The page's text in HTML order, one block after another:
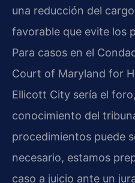
una reducción del
favorable que evite los
Para casos en el
Court of Maryland for
Ellicott City sería el
conocimiento del
procedimientos puede
necesario, estamos
caso a juicio ante un